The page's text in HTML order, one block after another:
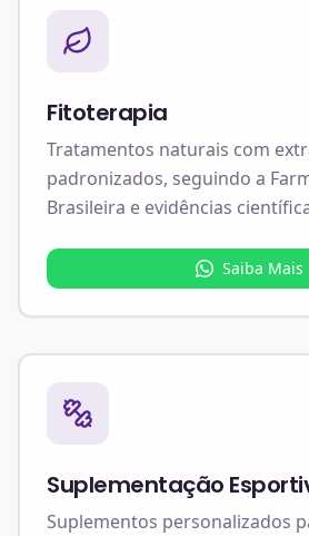
Fitoterapia
Tratamentos naturais com
padronizados, seguindo a
Brasileira e evidências
Saiba Mais
Suplementação
Suplementos personalizados